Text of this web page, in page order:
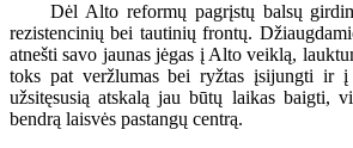
Dėl Alto reformų pagrįstų balsų
rezistencinių bei tautinių frontų.
atnešti savo jaunas jėgas į Alto veiklą,
toks pat veržlumas bei ryžtas įsijungti ir
užsitęsusią atskalą jau būtų laikas baigti,
bendrą laisvės pastangų centrą.